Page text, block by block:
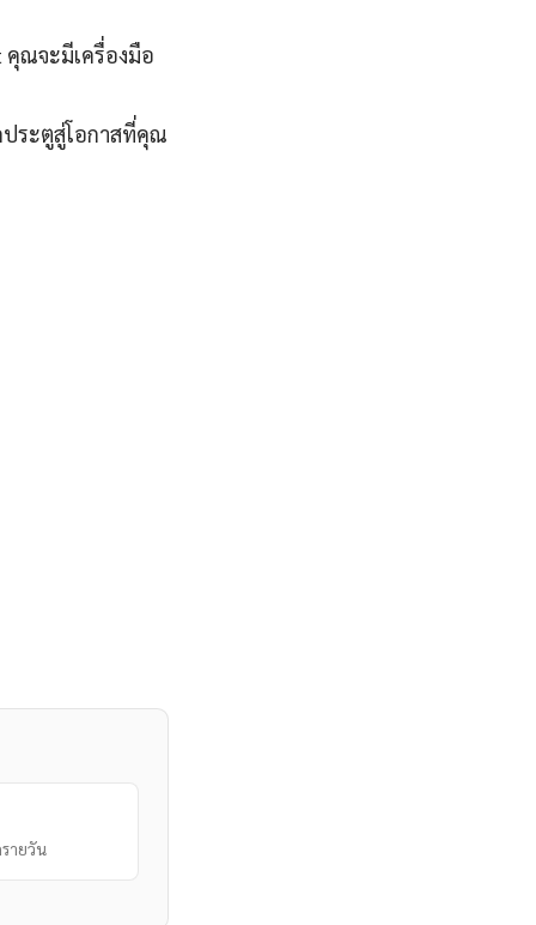
คุณจะมีเครื่องมือ
ประตูสู่โอกาสที่คุณ
ายวัน